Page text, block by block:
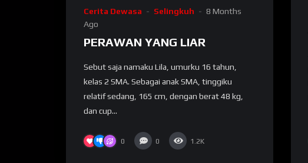
Cerita Dewasa Selingkuh
8 Months
Ago
PERAWAN YANG LIAR
Sebut saja namaku Lila, umurku 16 tahun,
kelas 2 SMA. Sebagai anak SMA, tinggiku
relatif sedang, 165 cm, dengan berat 48 kg,
dan cup...
0 0 1.2K